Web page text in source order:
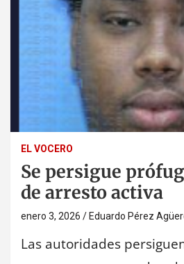
EL VOCERO
Se persigue
de arresto activa
enero 3, 2026 Eduardo Pérez
Las autoridades